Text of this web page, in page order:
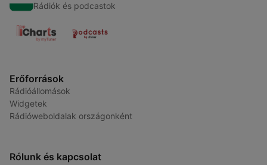
Rádiók és podcastok
Erőforrások
Rádióállomások
Widgetek
Rádióweboldalak országonként
Rólunk és kapcsolat